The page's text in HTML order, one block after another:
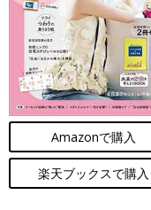
Amazonで購入
楽天ブックスで購入